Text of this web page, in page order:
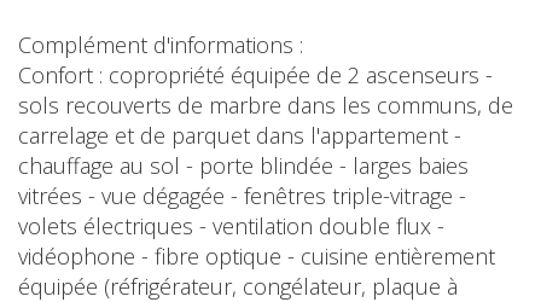
Complément d'informations :
Confort : copropriété équipée de 2 ascenseurs -
sols recouverts de marbre dans les communs, de
carrelage et de parquet dans l'appartement -
chauffage au sol - porte blindée - larges baies
vitrées - vue dégagée - fenêtres triple-vitrage -
volets électriques - ventilation double flux -
vidéophone - fibre optique - cuisine entièrement
équipée (réfrigérateur, congélateur, plaque à